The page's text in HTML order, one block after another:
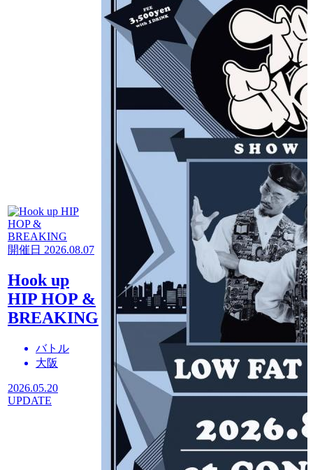
開催日 2026.08.07
Hook up
HIP HOP &
BREAKING
バトル
大阪
2026.05.20
UPDATE